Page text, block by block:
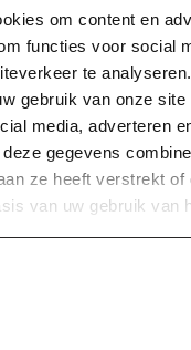
om content en
functies voor social
te
gebruik van onze site
media, adverteren
gegevens
ze heeft verstrekt of
van uw gebruik van
(19) Le Creuset
je vragen over dit
heb je hulp nodig bij het
dan gerust contact op via
ons (06-46141068)